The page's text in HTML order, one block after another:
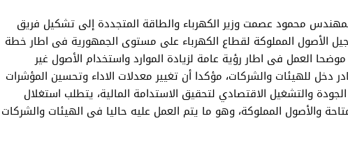
محمود عصمت وزير الكهرباء والطاقة المتجددة إلى تشكيل فريق
الأصول المملوكة لقطاع الكهرباء على مستوى الجمهورية فى اطار خطة
العمل فى اطار رؤية عامة لزيادة الموارد واستخدام الأصول غير
دخل للهيئات والشركات، مؤكدا أن تغيير معدلات الاداء وتحسين المؤشرات
والتشغيل الاقتصادي لتحقيق الاستدامة المالية، يتطلب استغلال
والأصول المملوكة، وهو ما يتم العمل عليه حاليا فى الهيئات والشركات